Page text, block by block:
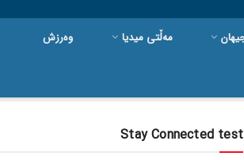
مەڵتی میدیا وەرزش
Stay Connected test